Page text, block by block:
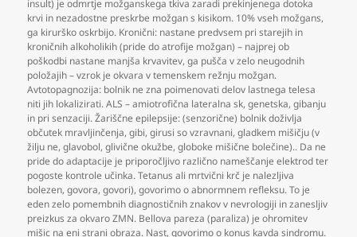
insult) je odmrtje možganskega tkiva zaradi prekinjenega dotoka
krvi in nezadostne preskrbe možgan s kisikom. 10% vseh možgans,
ga kirurško oskrbijo. Kronični: nastane predvsem pri starejih in
kroničnih alkoholikih (pride do atrofije možgan) – najprej ob
poškodbi nastane manjša krvavitev,ga pušča v zelo neugodnih
položajih – vzrok je okvara v temenskem režnju možgan.
Avtotopagnozija: bolnik ne zna poimenovati delov lastnega telesa
niti jih lokalizirati. ALS – amiotrofična lateralna sk,genetska,gibanju
in pri senzaciji. Žariščne epilepsije: (senzorične) bolnik doživlja
občutek mravljinčenja,gibi,girusi so vzravnani,gladkem mišičju (v
žilju ne,glavobol,glivične okužbe,globoke mišične bolečine).. Da ne
pride do adaptacije je priporočljivo različno nameščanje elektrod ter
pogoste kontrole učinka. Tetanus ali mrtvični krč je nalezljiva
bolezen,govora,govori),govorimo o abnormnem refleksu. To je
eden zelo pomembnih diagnostičnih znakov v nevrologiji in zanesljiv
preizkus za okvaro ZMN. Bellova pareza (paraliza) je ohromitev
mišic na eni strani obraza. Nast,govorimo o konus kavda sindromu.